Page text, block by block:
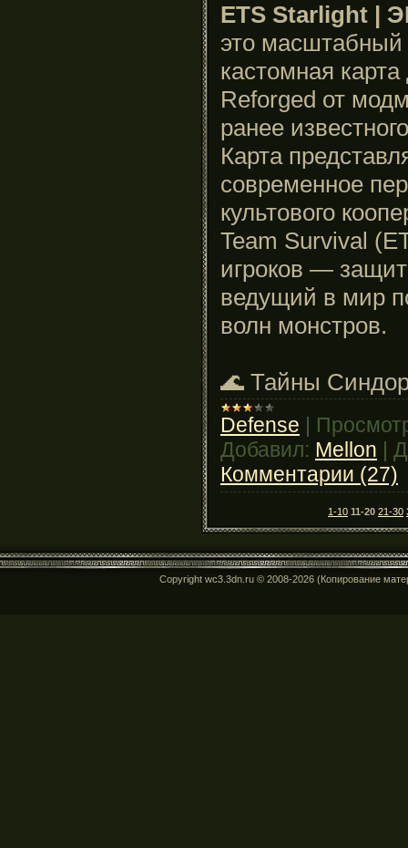
ETS Starlight |
это масштабный
кастомная
Reforged от
ранее
Карта
современное
культового
Team Survival
игроков —
ведущий в мир
волн монстров.
🌊 Тайны
Defense
Добавил: Mellon
Комментарии (27)
1-10 11-20 21-30
Copyright wc3.3dn.ru © 2008-2026 (Копирование